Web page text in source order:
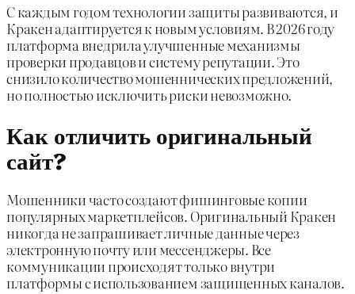
С каждым годом технологии защиты развиваются, и
Кракен адаптируется к новым условиям. В 2026 году
платформа внедрила улучшенные механизмы
проверки продавцов и систему репутации. Это
снизило количество мошеннических предложений,
но полностью исключить риски невозможно.
Как отличить оригинальный
сайт?
Мошенники часто создают фишинговые копии
популярных маркетплейсов. Оригинальный Кракен
никогда не запрашивает личные данные через
электронную почту или мессенджеры. Все
коммуникации происходят только внутри
платформы с использованием защищенных каналов.